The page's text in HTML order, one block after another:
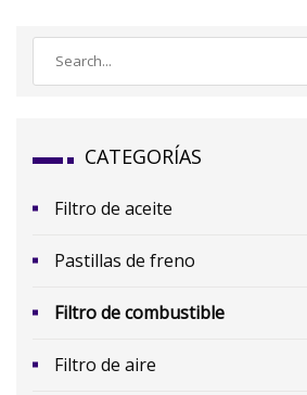
CATEGORÍAS
Filtro de aceite
Pastillas de freno
Filtro de combustible
​Filtro de aire